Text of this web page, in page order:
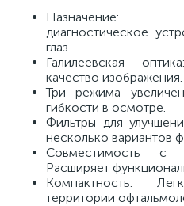
Назначение:
диагностическое
глаз.
Галилеевская
качество изображения.
Три режима
гибкости в осмотре.
Фильтры для
несколько вариантов
Совместимость с
Расширяет
Компактность:
территории